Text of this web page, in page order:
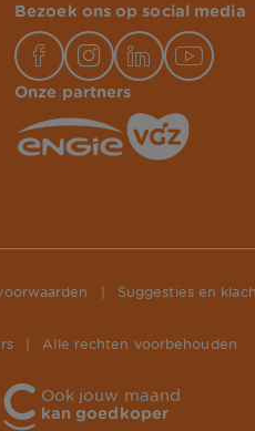
Bezoek ons op social media
Onze partners
Suggesties en
Alle rechten voorbehouden
Ook jouw maand
kan goedkoper